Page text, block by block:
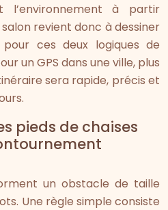
l’environnement à partir
revient donc à dessiner
ces deux logiques de
un GPS dans une ville, plus
sera rapide, précis et
pieds de chaises
un obstacle de taille
Une règle simple consiste